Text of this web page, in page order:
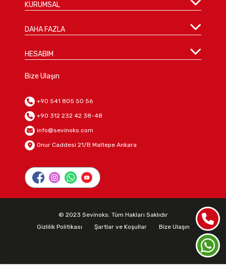
KURUMSAL
DAHA FAZLA
HESABIM
Bize Ulaşın
+90 541 805 50 56
+90 312 232 42 38-48
info@sevinoks.com
Onur Caddesi 21/B Maltepe Ankara
© 2023 Sevinoks. Tüm Hakları Saklıdır
Gizlilik Politikası
Şartlar ve Koşullar Bize Ulaşın